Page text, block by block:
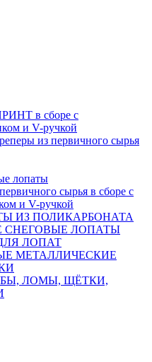
в сборе с
и V-ручкой
из первичного сырья
лопаты
сырья в сборе с
и V-ручкой
ИЗ ПОЛИКАРБОНАТА
СНЕГОВЫЕ ЛОПАТЫ
ЛОПАТ
МЕТАЛЛИЧЕСКИЕ
ЛОМЫ, ЩЁТКИ,